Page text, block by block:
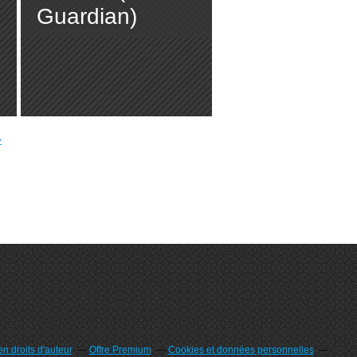
Guardian)
droits d'auteur Offre Premium
Cookies et données personnelles